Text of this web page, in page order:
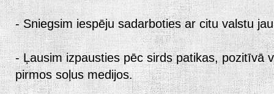
- Sniegsim iespēju sadarboties ar citu valstu
- Ļausim izpausties pēc sirds patikas, pozitīvā
pirmos soļus medijos.